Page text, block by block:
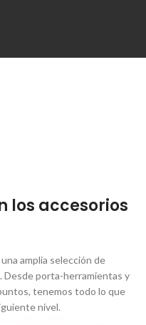
los accesorios
amplia selección de
Desde porta-herramientas y
tenemos todo lo que
nivel.